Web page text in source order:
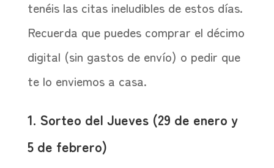
tenéis las citas ineludibles de estos días.
Recuerda que puedes comprar el décimo
digital (sin gastos de envío) o pedir que
te lo enviemos a casa.
1. Sorteo del Jueves (29 de enero y
5 de febrero)